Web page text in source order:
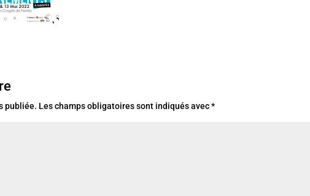
publiée. Les champs obligatoires sont indiqués avec*